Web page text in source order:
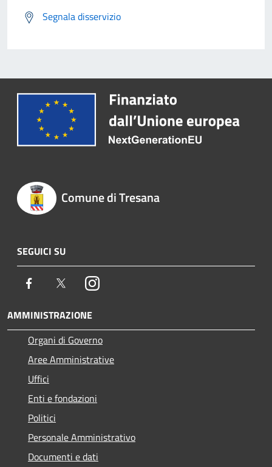
Segnala disservizio
Comune di Tresana
SEGUICI SU
Facebook TwitterInstagram
AMMINISTRAZIONE
Organi di Governo
Aree Amministrative
Uffici
Enti e fondazioni
Politici
Personale Amministrativo
Documenti e dati